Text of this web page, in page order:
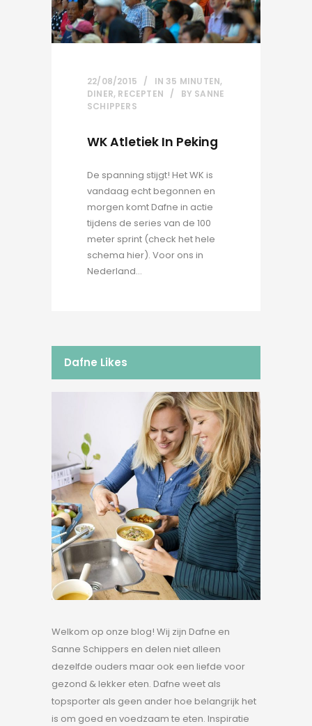
22/08/2015 IN 35 MINUTEN,
DINER, RECEPTEN BY SANNE
SCHIPPERS
WK Atletiek In Peking
De spanning stijgt! Het WK is
vandaag echt begonnen en
morgen komt Dafne in actie
tijdens de series van de 100
meter sprint (check het hele
schema hier). Voor ons in
Nederland...
Dafne Likes
Welkom op onze blog! Wij zijn Dafne en
Sanne Schippers en delen niet alleen
dezelfde ouders maar ook een liefde voor
gezond & lekker eten. Dafne weet als
topsporter als geen ander hoe belangrijk het
is om goed en voedzaam te eten. Inspiratie